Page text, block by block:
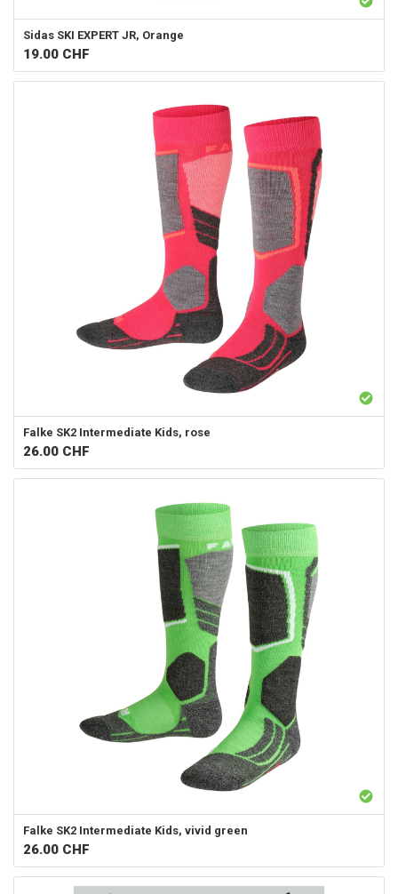
Sidas SKI EXPERT JR, Orange
19.00 CHF
Falke SK2 Intermediate Kids, rose
26.00 CHF
Falke SK2 Intermediate Kids, vivid green
26.00 CHF